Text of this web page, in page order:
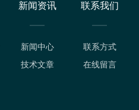
新闻资讯
新闻中心
技术文章
联系我们
联系方式
在线留言